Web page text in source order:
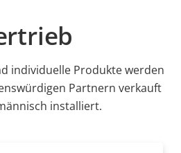
individuelle Produkte werden
Partnern verkauft
installiert.